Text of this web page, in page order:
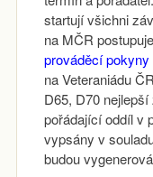
startují všichni
na MČR
prováděcí
na Veteraniádu
D65, D70
pořádající oddíl v
vypsány v
budou